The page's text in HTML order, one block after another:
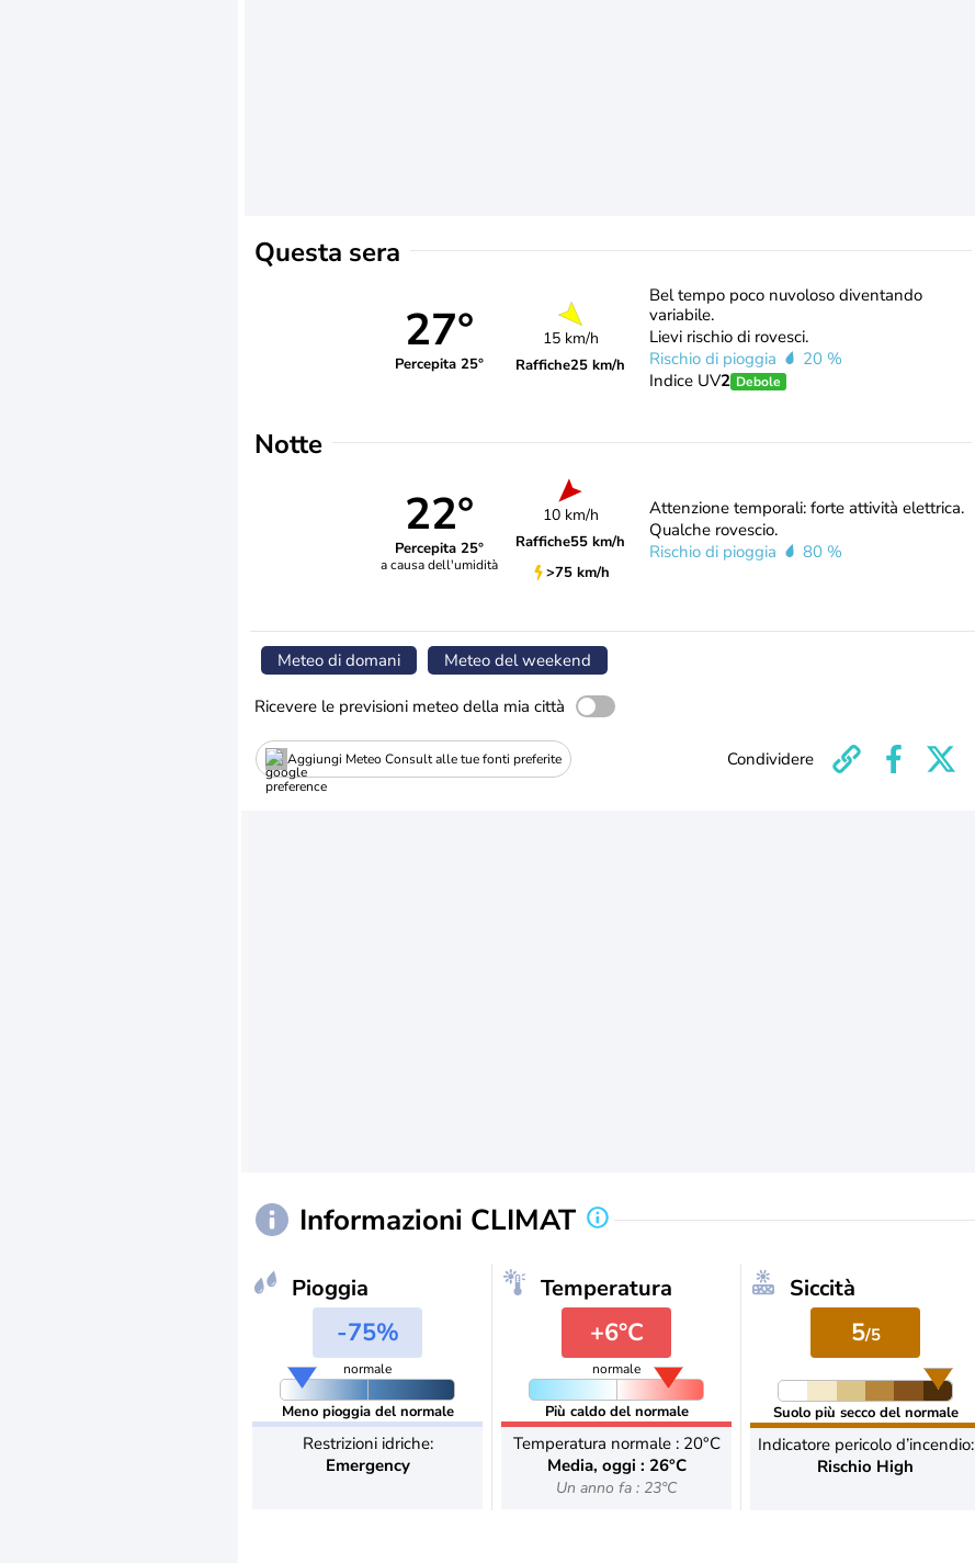
Questa sera
27°
Percepita 25°
15 km/h
Raffiche25 km/h
Bel tempo poco nuvoloso diventando
variabile.
Lievi rischio di rovesci.
Rischio di pioggia
20 %
Indice UV2 Debole
Notte
22°
Percepita 25°
a causa dell'umidità
10 km/h
Raffiche55 km/h
>75 km/h
Attenzione temporali: forte attività elettrica.
Qualche rovescio.
Rischio di pioggia
80 %
Meteo di domani Meteo del weekend
Ricevere le previsioni meteo della mia città
Aggiungi Meteo Consult alle tue fonti preferite Condividere
Informazioni CLIMAT
Pioggia
-75%
normale
Meno pioggia del normale
Restrizioni idriche:
Emergency
Temperatura
+6°C
normale
Più caldo del normale
Temperatura normale : 20°C
Media, oggi : 26°C
Un anno fa : 23°C
Siccità
5/5
Suolo più secco del normale
Indicatore pericolo d’incendio:
Rischio High